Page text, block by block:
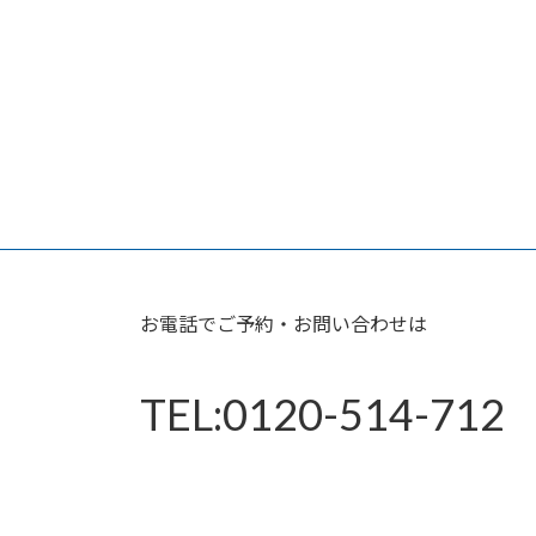
お電話でご予約・お問い合わせは
TEL:0120-514-712